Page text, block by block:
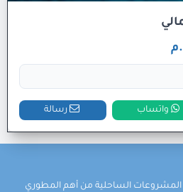
واتساب رسالة
الساحلية من أهم المطوري